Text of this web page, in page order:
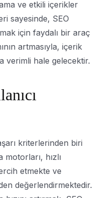
ve etkili içerikler
sayesinde, SEO
için faydalı bir araç
artmasıyla, içerik
verimli hale gelecektir.
kriterlerinden biri
hızlı
etmekte ve
değerlendirmektedir.